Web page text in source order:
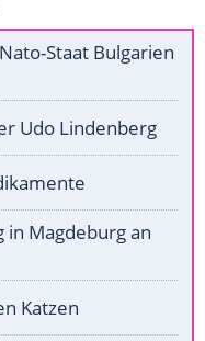
Staat Bulgarien
Udo Lindenberg
in Magdeburg an
Katzen